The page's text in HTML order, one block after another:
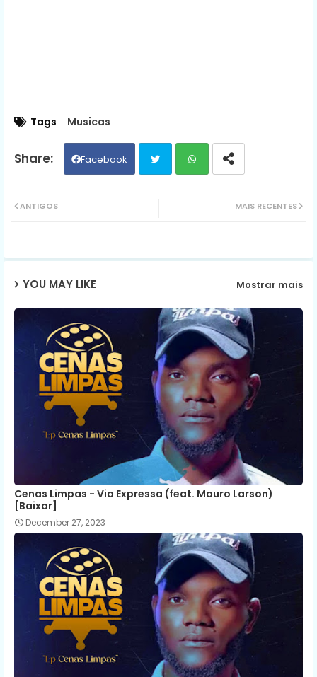
Tags Musicas
Facebook
ap
MAIS RECENTES
ANTIGOS
YOU MAY LIKE Mostrar mais
Cenas Limpas - Via Expressa (feat. Mauro Larson)
[Baixar]
December 27, 2023